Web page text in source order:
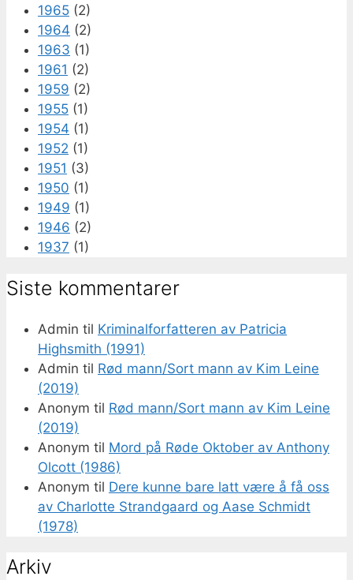
1965 (2)
1964 (2)
1963 (1)
1961 (2)
1959 (2)
1955 (1)
1954 (1)
1952 (1)
1951 (3)
1950 (1)
1949 (1)
1946 (2)
1937 (1)
Siste kommentarer
Admin til Kriminalforfatteren av Patricia
Highsmith (1991)
Admin til Rød mann/Sort mann av Kim Leine
(2019)
Anonym til Rød mann/Sort mann av Kim Leine
(2019)
Anonym til Mord på Røde Oktober av Anthony
Olcott (1986)
Anonym til Dere kunne bare latt være å få oss
av Charlotte Strandgaard og Aase Schmidt
(1978)
Arkiv